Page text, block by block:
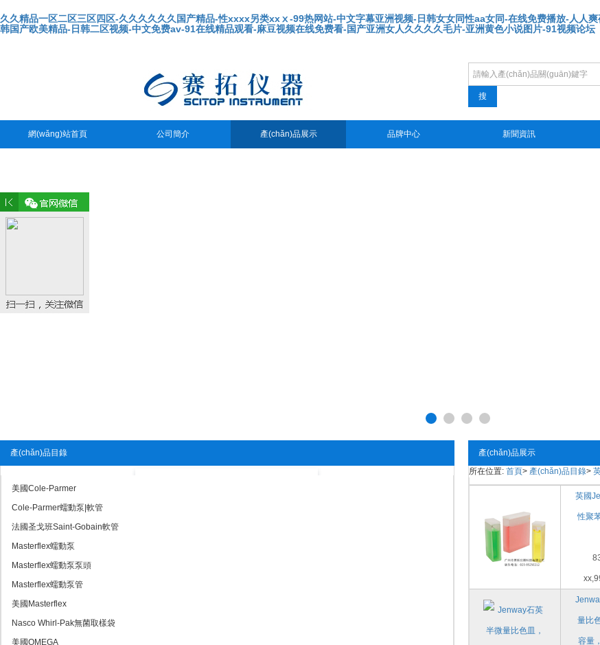
久久精品一区二区三区四区-久久久久久久国产精品-性xxxx另类xxⅹ-99热网站-中文字幕亚洲视频-日韩女女同性aa女同-在线免费播放-人人
韩国产欧美精品-日韩二区视频-中文免费av-91在线精品观看-麻豆视频在线免费看-国产亚洲女人久久久久毛片-亚洲黄色小说图片-91视频论坛
搜
網(wǎng)站首頁 公司簡介 產(chǎn)品展示 品牌中心 新聞資訊
產(chǎn)品目錄
美國Cole-Parmer
Cole-Parmer蠕動泵|軟管
法國圣戈班Saint-Gobain軟管
Masterflex蠕動泵
Masterflex蠕動泵泵頭
Masterflex蠕動泵管
美國Masterflex
Nasco Whirl-Pak無菌取樣袋
美國OMEGA
產(chǎn)品展示
所在位置: 首頁> 產(chǎn)品目錄>
英國
性聚
量比
容量